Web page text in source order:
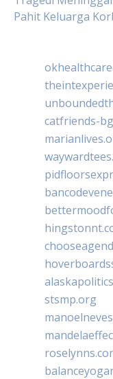
Pahit Keluarga
catfriends-
stsmp.org